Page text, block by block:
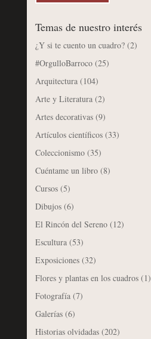
Temas de nuestro interés
¿Y si te cuento un cuadro?(2)
#OrgulloBarroco(25)
Arquitectura(104)
Arte y Literatura(2)
Artes decorativas(9)
Artículos científicos(33)
Coleccionismo(35)
Cuéntame un libro(8)
Cursos(5)
Dibujos(6)
El Rincón del Sereno(12)
Escultura(53)
Exposiciones(32)
Flores y plantas en los cuadros(1)
Fotografía(7)
Galerías(6)
Historias olvidadas(202)